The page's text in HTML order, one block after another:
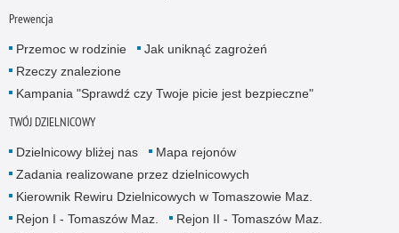
Prewencja
Przemoc w rodzinie
Jak uniknąć zagrożeń
Rzeczy znalezione
Kampania "Sprawdź czy Twoje picie jest bezpieczne"
TWÓJ DZIELNICOWY
Dzielnicowy bliżej nas
Mapa rejonów
Zadania realizowane przez dzielnicowych
Kierownik Rewiru Dzielnicowych w Tomaszowie Maz.
Rejon I - Tomaszów Maz.
Rejon II - Tomaszów Maz.